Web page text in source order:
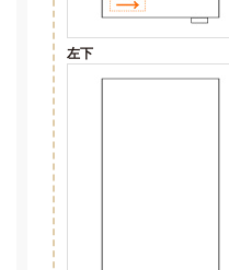
左下